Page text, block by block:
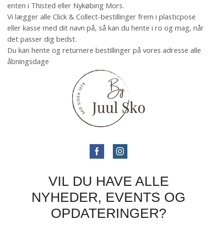
enten i Thisted eller Nykøbing Mors.
Vi lægger alle Click & Collect-bestillinger frem i plasticpose
eller kasse med dit navn på, så kan du hente i ro og mag, når
det passer dig bedst.
Du kan hente og returnere bestillinger på vores adresse alle
åbningsdage
VIL DU HAVE ALLE
NYHEDER, EVENTS OG
OPDATERINGER?